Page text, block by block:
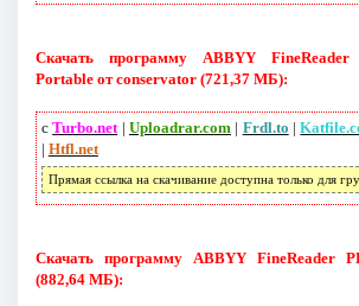
Скачать программу ABBYY FineReader
Portable от conservator (721,37 МБ):
сTurbo.net| Uploadrar.com| Frdl.to |
| Htfl.net
Прямая ссылка на скачивание доступна только для
Скачать программу ABBYY FineReader
(882,64 МБ):